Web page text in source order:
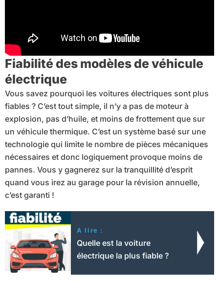
Fiabilité des modèles de véhicule
électrique
Vous savez pourquoi les voitures électriques sont plus
fiables ? C’est tout simple, il n’y a pas de moteur à
explosion, pas d’huile, et moins de frottement que sur
un véhicule thermique. C’est un système basé sur une
technologie qui limite le nombre de pièces mécaniques
nécessaires et donc logiquement provoque moins de
pannes. Vous y gagnerez sur la tranquillité d’esprit
quand vous irez au garage pour la révision annuelle,
c’est garanti !
A lire :
Quelle est la voiture
électrique la plus fiable ?